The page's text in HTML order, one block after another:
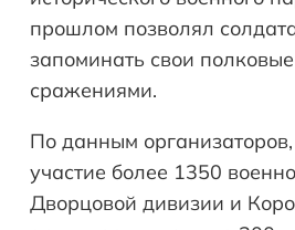
прошлом позволял
запоминать свои
сражениями.
По данным
участие более 1350
Дворцовой дивизии и